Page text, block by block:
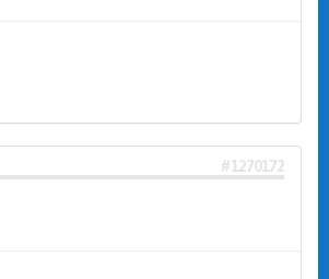
#1270172